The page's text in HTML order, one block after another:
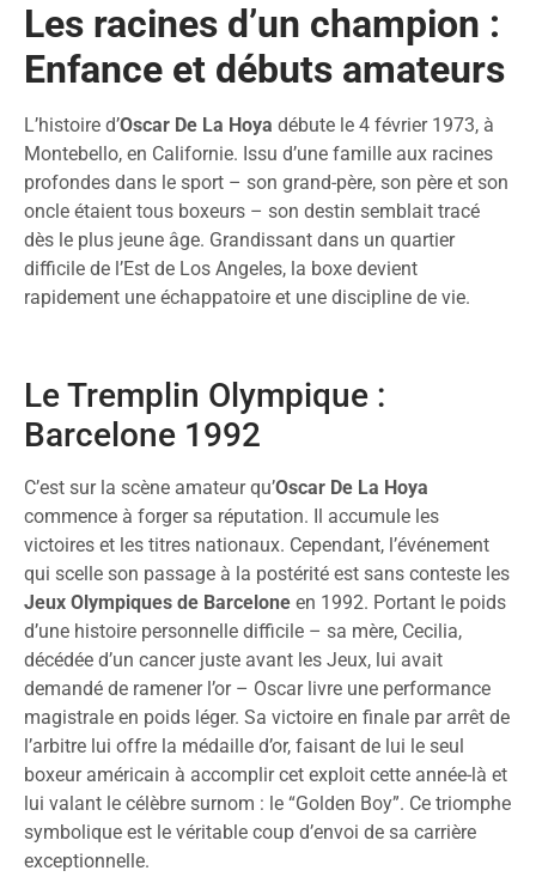
Les racines d’un champion :
Enfance et débuts amateurs
L’histoire d’Oscar De La Hoya débute le 4 février 1973, à
Montebello, en Californie. Issu d’une famille aux racines
profondes dans le sport – son grand-père, son père et son
oncle étaient tous boxeurs – son destin semblait tracé
dès le plus jeune âge. Grandissant dans un quartier
difficile de l’Est de Los Angeles, la boxe devient
rapidement une échappatoire et une discipline de vie.
Le Tremplin Olympique :
Barcelone 1992
C’est sur la scène amateur qu’Oscar De La Hoya
commence à forger sa réputation. Il accumule les
victoires et les titres nationaux. Cependant, l’événement
qui scelle son passage à la postérité est sans conteste les
Jeux Olympiques de Barcelone en 1992. Portant le poids
d’une histoire personnelle difficile – sa mère, Cecilia,
décédée d’un cancer juste avant les Jeux, lui avait
demandé de ramener l’or – Oscar livre une performance
magistrale en poids léger. Sa victoire en finale par arrêt de
l’arbitre lui offre la médaille d’or, faisant de lui le seul
boxeur américain à accomplir cet exploit cette année-là et
lui valant le célèbre surnom : le “Golden Boy”. Ce triomphe
symbolique est le véritable coup d’envoi de sa carrière
exceptionnelle.